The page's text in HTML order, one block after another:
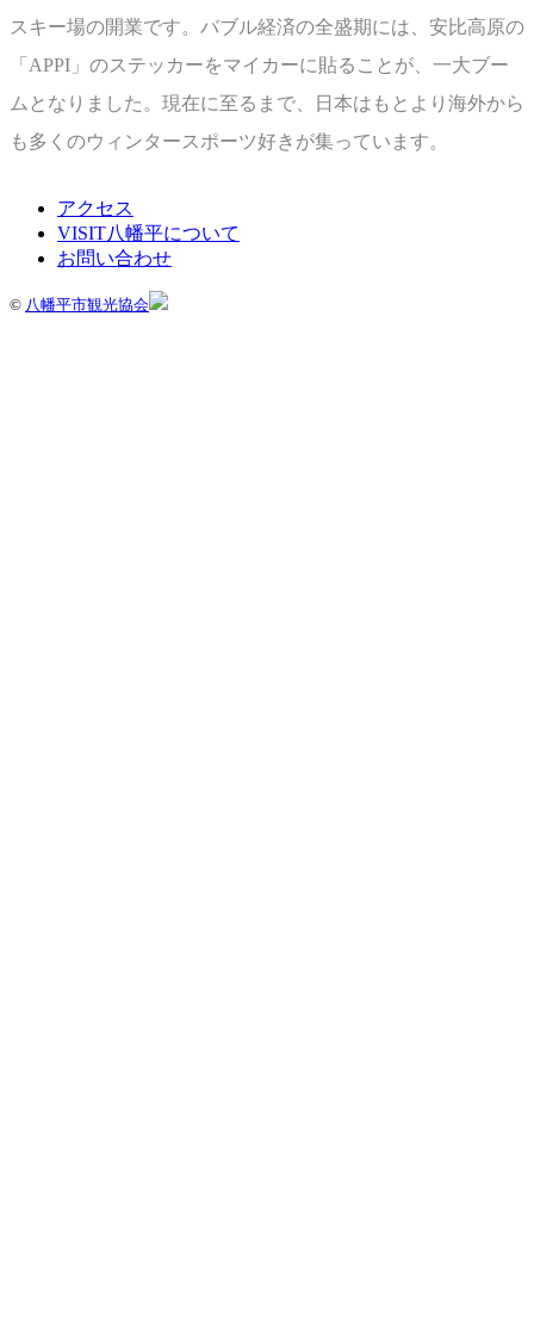
スキー場の開業です。バブル経済の全盛期には、安比高原の
「APPI」のステッカーをマイカーに貼ることが、一大ブー
ムとなりました。現在に至るまで、日本はもとより海外から
も多くのウィンタースポーツ好きが集っています。
アクセス
VISIT八幡平について
お問い合わせ
© 八幡平市観光協会